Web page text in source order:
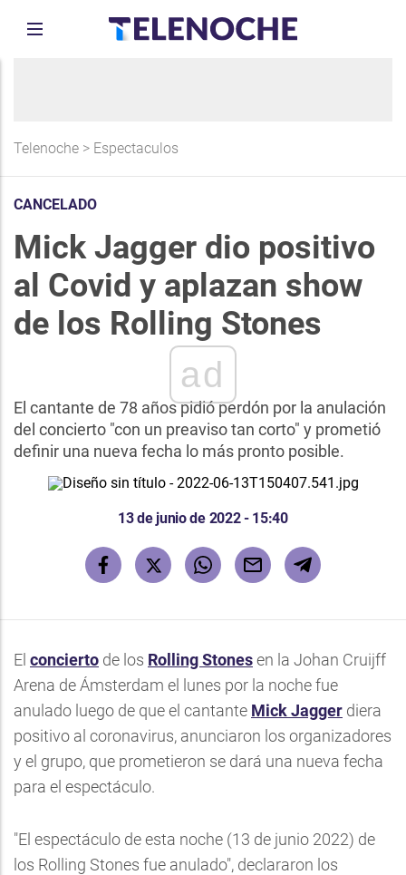
Telenoche > Espectaculos
CANCELADO
Mick Jagger dio positivo
al Covid y aplazan show
de los Rolling Stones
ad
El cantante de 78 años pidió perdón por la anulación
del concierto "con un preaviso tan corto" y prometió
definir una nueva fecha lo más pronto posible.
13 de junio de 2022 - 15:40
El concierto de los Rolling Stonesen la Johan Cruijff
Arena de Ámsterdam el lunes por la noche fue
anulado luego de que el cantante Mick Jagger diera
positivo al coronavirus, anunciaron los organizadores
y el grupo, que prometieron se dará una nueva fecha
para el espectáculo.
"El espectáculo de esta noche (13 de junio 2022) de
los Rolling Stones fue anulado", declararon los